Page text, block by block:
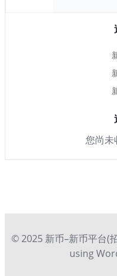
您尚未
© 2025 新币–新币平台(
using